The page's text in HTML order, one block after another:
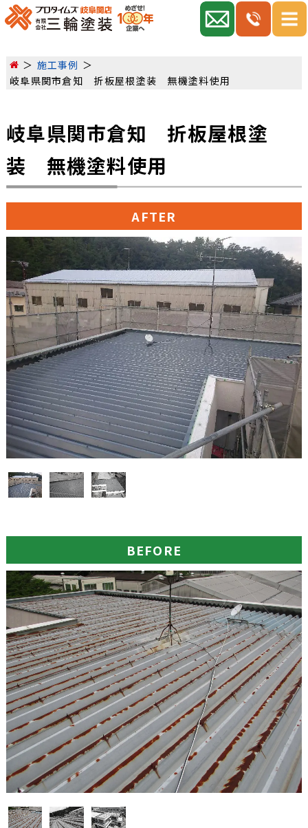
施工事例
岐阜県関市倉知 折板屋根塗装 無機塗料使用
岐阜県関市倉知 折板屋根塗
装 無機塗料使用
AFTER
BEFORE